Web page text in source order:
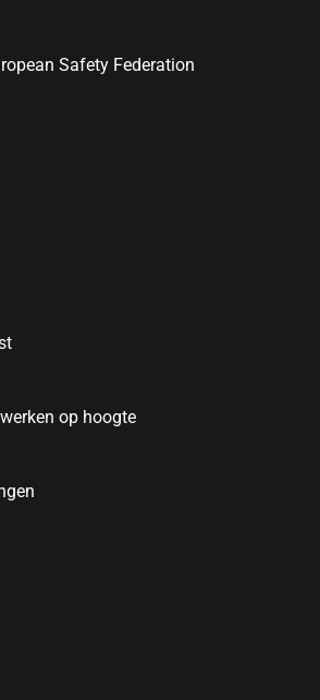
Safety Federation
op hoogte